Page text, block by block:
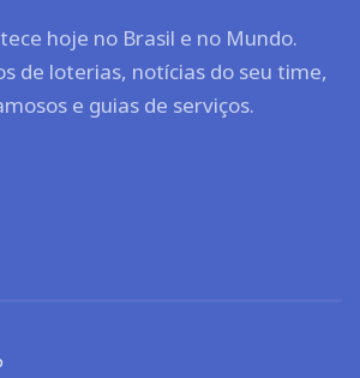
hoje no Brasil e no Mundo.
de loterias, notícias do seu time,
e guias de serviços.